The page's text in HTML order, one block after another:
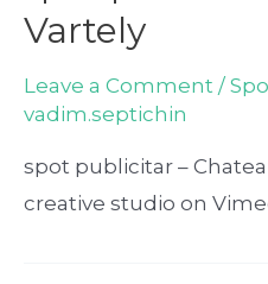
Vartely
Leave a Comment /
vadim.septichin
spot publicitar –
creative studio on